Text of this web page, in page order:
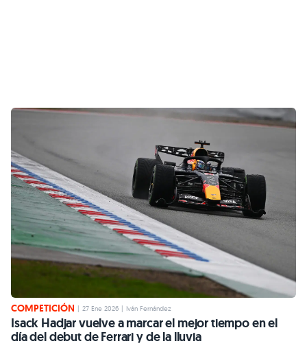
COMPETICIÓN | 27 Ene 2026 | Iván Fernández
Isack Hadjar vuelve a marcar el mejor tiempo en el
día del debut de Ferrari y de la lluvia